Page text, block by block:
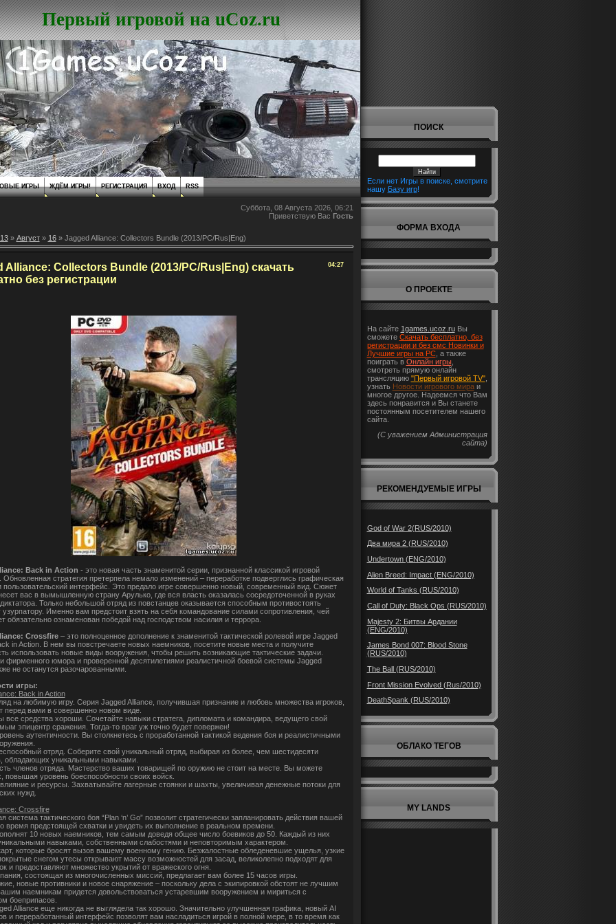
Первый игровой на uCoz.ru
ИГРЫ ЖДЁМ ИГРЫ! РЕГИСТРАЦИЯ ВХОД RSS
Суббота, 08 Августа 2026, 06:21
Приветствую Вас Гость
» Август » 16» Jagged Alliance: Collectors Bundle (2013/PC/Rus|Eng)
04:27
Alliance: Collectors Bundle (2013/PC/Rus|Eng) скачать
без регистрации
Back in Action - это новая часть знаменитой серии, признанной классикой игровой
Обновленная стратегия претерпела немало изменений – переработке подверглись графическая
пользовательский интерфейс. Это предало игре совершенно новый, современный вид. Сюжет
вас в вымышленную страну Арулько, где вся власть оказалась сосредоточенной в руках
Только небольшой отряд из повстанцев оказывается способным противостоять
Именно вам предстоит взять на себя командование силами сопротивления, чей
обязательно ознаменован победой над господством насилия и террора.
Crossfire– это полноценное дополнение к знаменитой тактической ролевой игре Jagged
in Action. В нем вы повстречаете новых наемников, посетите новые места и получите
использовать новые виды вооружения, чтобы решить возникающие тактические задачи.
фирменного юмора и проверенной десятилетиями реалистичной боевой системы Jagged
не останутся разочарованными.
игры:
Back in Action
на любимую игру. Серия Jagged Alliance, получившая признание и любовь множества игроков,
перед вами в совершенно новом виде.
все средства хороши. Сочетайте навыки стратега, дипломата и командира, ведущего свой
эпицентр сражения. Тогда-то враг уж точно будет повержен!
аутентичности. Вы столкнетесь с проработанной тактикой ведения боя и реалистичными
отряд. Соберите свой уникальный отряд, выбирая из более, чем шестидесяти
обладающих уникальными навыками.
членов отряда. Мастерство ваших товарищей по оружию не стоит на месте. Вы можете
повышая уровень боеспособности своих войск.
и ресурсы. Захватывайте лагерные стоянки и шахты, увеличивая денежные потоки для
нужд.
Crossfire
система тактического боя “Plan ‘n’ Go” позволит стратегически запланировать действия вашей
время предстоящей схватки и увидеть их выполнение в реальном времени.
10 новых наемников, тем самым доведя общее число боевиков до 50. Каждый из них
навыками, собственными слабостями и неповторимым характером.
которые бросят вызов вашему военному гению. Безжалостные обледеневшие ущелья, узкие
снегом утесы открывают массу возможностей для засад, великолепно подходят для
и предоставляют множество укрытий от вражеского огня.
состоящая из многочисленных миссий, предлагает вам более 15 часов игры.
новые противники и новое снаряжение – поскольку дела с экипировкой обстоят не лучшим
наемникам придется довольствоваться устаревшим вооружением и мириться с
боеприпасов.
Alliance еще никогда не выглядела так хорошо. Значительно улучшенная графика, новый AI
и переработанный интерфейс позволят вам насладиться игрой в полной мере, в то время как
ПОИСК
Если нет Игры в поиске, смотрите
нашу Базу игр!
ФОРМА ВХОДА
О ПРОЕКТЕ
На сайте 1games.ucoz.ruВы
сможете Скачать бесплатно, без
регистрации и без смс Новинки и
Лучшие игры на PC, а также
поиграть в Онлайн игры,
смотреть прямую онлайн
трансляцию "Первый игровой TV",
узнать Новости игрового мираи
многое другое. Надеемся что Вам
здесь понравится и Вы станете
постоянным посетителем нашего
сайта.
(С уважением Администрация
сайта)
РЕКОМЕНДУЕМЫЕ ИГРЫ
God of War 2(RUS/2010)
Два мира 2 (RUS/2010)
Undertown (ENG/2010)
Alien Breed: Impact (ENG/2010)
World of Tanks (RUS/2010)
Call of Duty: Black Ops (RUS/2010)
Majesty 2: Битвы Ардании
(ENG/2010)
James Bond 007: Blood Stone
(RUS/2010)
The Ball (RUS/2010)
Front Mission Evolved (Rus/2010)
DeathSpank (RUS/2010)
ОБЛАКО ТЕГОВ
MY LANDS